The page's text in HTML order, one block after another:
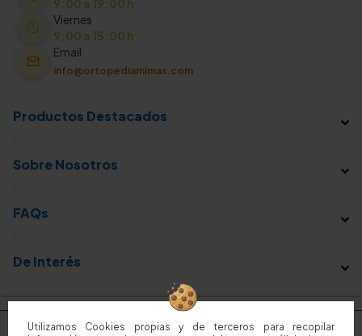
Utilizamos Cookies propias y de terceros para recopilar
9:00 a 19:00 h
Viernes
9:00 a 15:00 h
Email
info@ortopediamimas.com
Productos Destacados
Sobre Nosotros
FAQs
De Interés